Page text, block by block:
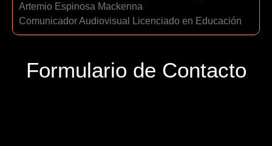
Artemio Espinosa Mackenna
Comunicador Audiovisual Licenciado en Educación
Formulario de Contacto